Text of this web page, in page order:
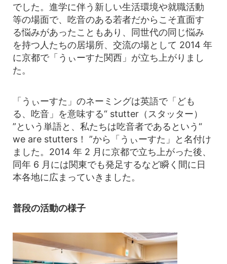
でした。進学に伴う新しい生活環境や就職活動
等の場面で、吃音のある若者だからこそ直面す
る悩みがあったこともあり、同世代の同じ悩み
を持つ人たちの居場所、交流の場として 2014 年
に京都で「うぃーすた関西」が立ち上がりまし
た。
「うぃーすた」のネーミングは英語で「ども
る、吃音」を意味する“ stutter（スタッター）
”という単語と、私たちは吃音者であるという“
we are stutters！ ”から「うぃーすた」と名付け
ました。2014 年 2 月に京都で立ち上がった後、
同年 6 月には関東でも発足するなど瞬く間に日
本各地に広まっていきました。
普段の活動の様子